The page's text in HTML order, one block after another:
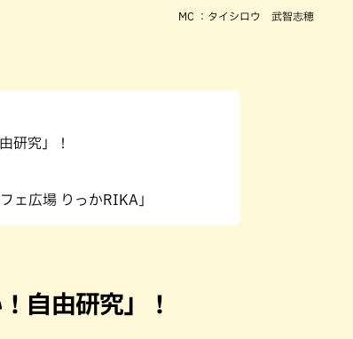
MC ：タイシロウ 武智志穂
研究」！
ェ広場 りっかRIKA」
自由研究」！